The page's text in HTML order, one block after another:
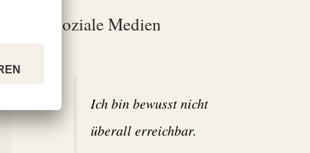
Soziale Medien
Ich bin bewusst nicht
überall erreichbar.